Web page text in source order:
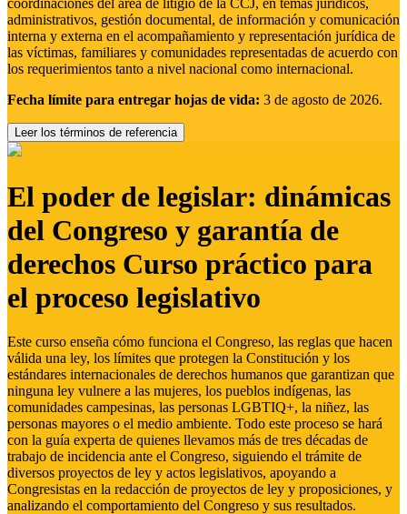
coordinaciones del área de litigio de la CCJ, en temas jurídicos,
administrativos, gestión documental, de información y comunicación
interna y externa en el acompañamiento y representación jurídica de
las víctimas, familiares y comunidades representadas de acuerdo con
los requerimientos tanto a nivel nacional como internacional.
Fecha límite para entregar hojas de vida: 3 de agosto de 2026.
Leer los términos de referencia
El poder de legislar: dinámicas
del Congreso y garantía de
derechos Curso práctico para
el proceso legislativo
Este curso enseña cómo funciona el Congreso, las reglas que hacen
válida una ley, los límites que protegen la Constitución y los
estándares internacionales de derechos humanos que garantizan que
ninguna ley vulnere a las mujeres, los pueblos indígenas, las
comunidades campesinas, las personas LGBTIQ+, la niñez, las
personas mayores o el medio ambiente. Todo este proceso se hará
con la guía experta de quienes llevamos más de tres décadas de
trabajo de incidencia ante el Congreso, siguiendo el trámite de
diversos proyectos de ley y actos legislativos, apoyando a
Congresistas en la redacción de proyectos de ley y proposiciones, y
analizando el comportamiento del Congreso y sus resultados.